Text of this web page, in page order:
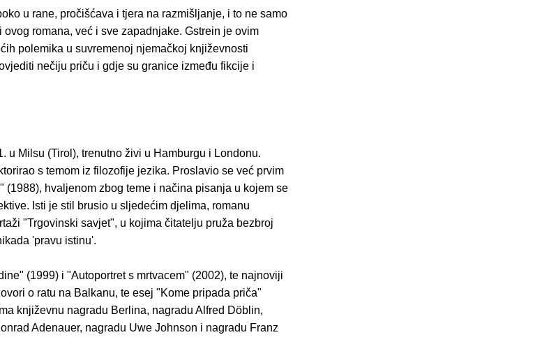
u rane, pročišćava i tjera na razmišljanje, i to ne samo
romana, već i sve zapadnjake. Gstrein je ovim
polemika u suvremenoj njemačkoj književnosti
nečiju priču i gdje su granice između fikcije i
u Milsu (Tirol), trenutno živi u Hamburgu i Londonu.
s temom iz filozofije jezika. Proslavio se već prvim
(1988), hvaljenom zbog teme i načina pisanja u kojem se
Isti je stil brusio u sljedećim djelima, romanu
"Trgovinski savjet", u kojima čitatelju pruža bezbroj
'pravu istinu'.
(1999) i "Autoportret s mrtvacem" (2002), te najnoviji
o ratu na Balkanu, te esej "Kome pripada priča"
književnu nagradu Berlina, nagradu Alfred Döblin,
Adenauer, nagradu Uwe Johnson i nagradu Franz